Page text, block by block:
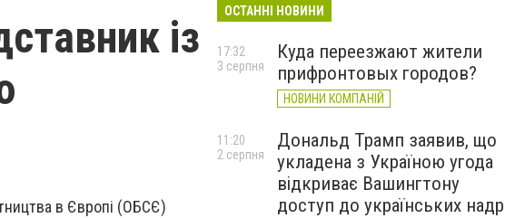
із
в Європі (ОБСЄ)
ОСТАННІ НОВИНИ
Куда переезжают жители
прифронтовых городов?
НОВИНИ КОМПАНІЙ
17:32
3 серпня
Дональд Трамп заявив, що
укладена з Україною угода
відкриває Вашингтону
доступ до українських надр
11:20
2 серпня